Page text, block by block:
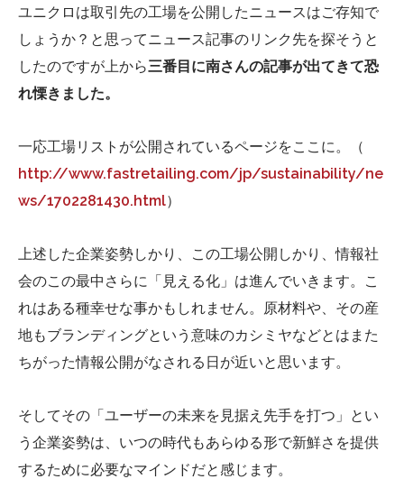
ユニクロは取引先の工場を公開したニュースはご存知で
しょうか？と思ってニュース記事のリンク先を探そうと
したのですが上から三番目に南さんの記事が出てきて恐
れ慄きました。
一応工場リストが公開されているページをここに。（
http://www.fastretailing.com/jp/sustainability/ne
ws/1702281430.html）
上述した企業姿勢しかり、この工場公開しかり、情報社
会のこの最中さらに「見える化」は進んでいきます。こ
れはある種幸せな事かもしれません。原材料や、その産
地もブランディングという意味のカシミヤなどとはまた
ちがった情報公開がなされる日が近いと思います。
そしてその「ユーザーの未来を見据え先手を打つ」とい
う企業姿勢は、いつの時代もあらゆる形で新鮮さを提供
するために必要なマインドだと感じます。